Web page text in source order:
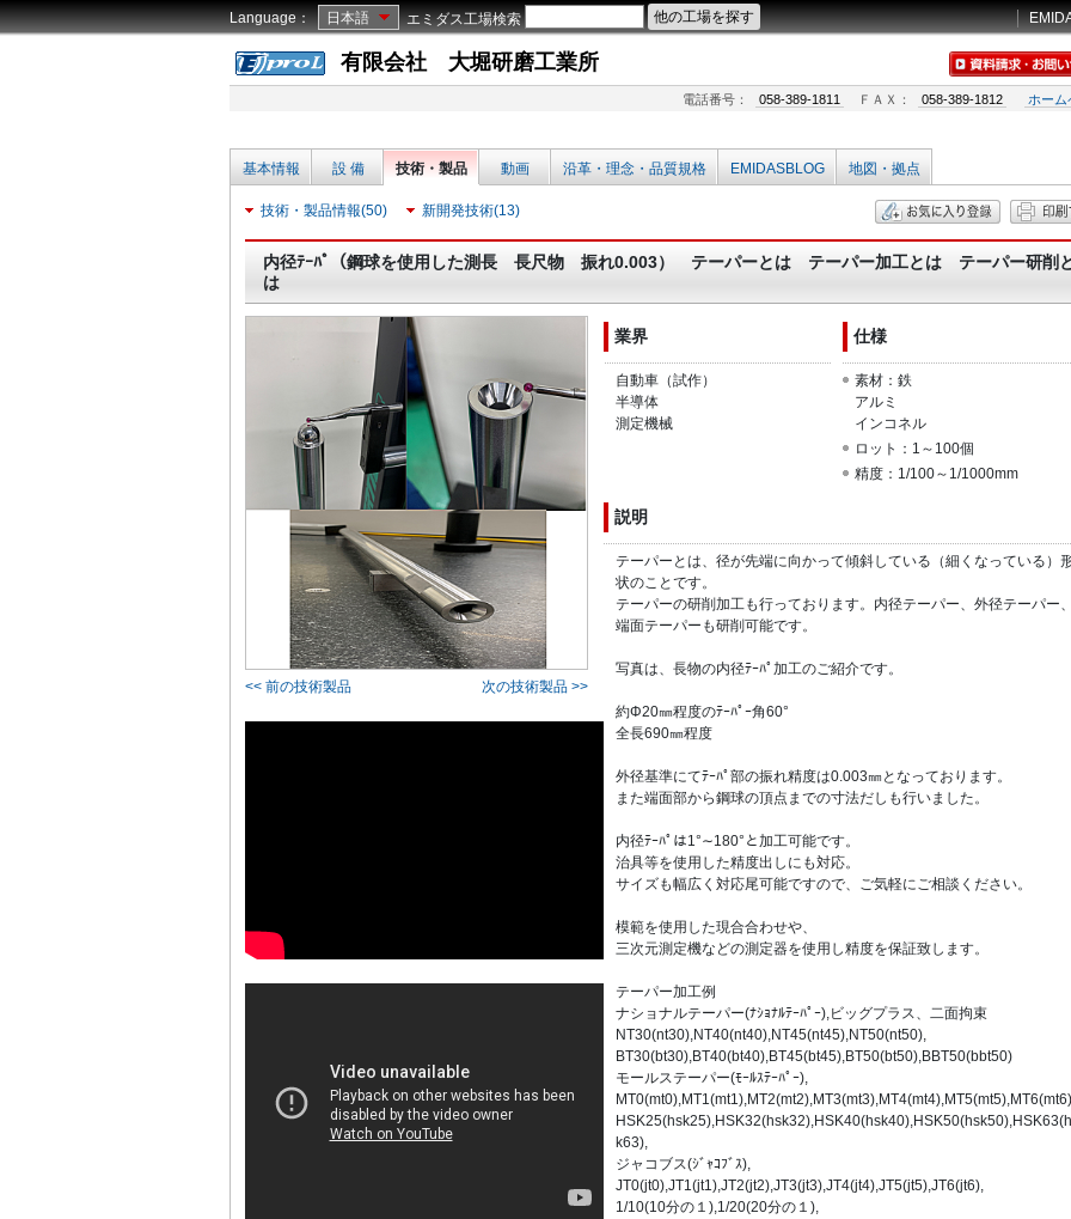
Language： 日本語 エミダス工場検索
有限会社 大堀研磨工業所
電話番号： 058-389-1811 ＦＡＸ： 058-389-1812 ホーム
基本情報 設 備 技術・製品 動画 沿革・理念・品質規格 EMIDASBLOG 地図・拠点
技術・製品情報(50) 新開発技術(13)
内径ﾃｰﾊﾟ（鋼球を使用した測長 長尺物 振れ0.003） テーパーとは テーパー加工とは テーパー研削
は
<< 前の技術製品 次の技術製品 >>
業界
自動車（試作）
半導体
測定機械
仕様
素材：鉄
アルミ
インコネル
ロット：1～100個
精度：1/100～1/1000mm
説明
テーパーとは、径が先端に向かって傾斜している（細くなっている）
状のことです。
テーパーの研削加工も行っております。内径テーパー、外径テーパー
端面テーパーも研削可能です。
写真は、長物の内径ﾃｰﾊﾟ加工のご紹介です。
約Φ20㎜程度のﾃｰﾊﾟｰ角60°
全長690㎜程度
外径基準にてﾃｰﾊﾟ部の振れ精度は0.003㎜となっております。
また端面部から鋼球の頂点までの寸法だしも行いました。
内径ﾃｰﾊﾟは1°∼180°と加工可能です。
治具等を使用した精度出しにも対応。
サイズも幅広く対応尾可能ですので、ご気軽にご相談ください。
模範を使用した現合合わせや、
三次元測定機などの測定器を使用し精度を保証致します。
テーパー加工例
ナショナルテーパー(ﾅｼｮﾅﾙﾃｰﾊﾟｰ),ビッグプラス、二面拘束
NT30(nt30),NT40(nt40),NT45(nt45),NT50(nt50),
BT30(bt30),BT40(bt40),BT45(bt45),BT50(bt50),BBT50(bbt50)
モールステーパー(ﾓｰﾙｽﾃｰﾊﾟｰ),
k63),
ジャコブス(ｼﾞｬｺﾌﾞｽ),
JT0(jt0),JT1(jt1),JT2(jt2),JT3(jt3),JT4(jt4),JT5(jt5),JT6(jt6),
1/10(10分の１),1/20(20分の１),